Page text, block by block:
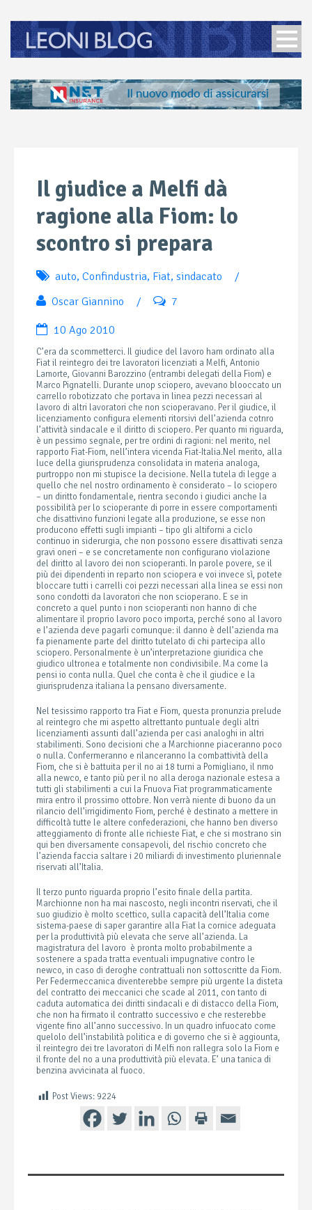
Il giudice a Melfi dà
ragione alla Fiom: lo
scontro si prepara
auto, Confindustria, Fiat, sindacato
/
Oscar Giannino
/ 7
10 Ago 2010
C’era da scommetterci. Il giudice del lavoro ham ordinato alla
Fiat il reintegro dei tre lavoratori licenziati a Melfi, Antonio
Lamorte, Giovanni Barozzino (entrambi delegati della Fiom) e
Marco Pignatelli. Durante unop sciopero, avevano blooccato un
carrello robotizzato che portava in linea pezzi necessari al
lavoro di altri lavoratori che non scioperavano. Per il giudice, il
licenziamento configura elementi ritorsivi dell’azienda cotnro
l’attività sindacale e il diritto di sciopero. Per quanto mi riguarda,
è un pessimo segnale, per tre ordini di ragioni: nel merito, nel
rapporto Fiat-Fiom, nell’intera vicenda Fiat-Italia.Nel merito, alla
luce della giurisprudenza consolidata in materia analoga,
purtroppo non mi stupisce la decisione. Nella tutela di legge a
quello che nel nostro ordinamento è considerato – lo sciopero
– un diritto fondamentale, rientra secondo i giudici anche la
possibilità per lo scioperante di porre in essere comportamenti
che disattivino funzioni legate alla produzione, se esse non
producono effetti sugli impianti – tipo gli altiforni a ciclo
continuo in siderurgia, che non possono essere disattivati senza
gravi oneri – e se concretamente non configurano violazione
del diritto al lavoro dei non scioperanti. In parole povere, se il
più dei dipendenti in reparto non sciopera e voi invece sì, potete
bloccare tutti i carrelli coi pezzi necessari alla linea se essi non
sono condotti da lavoratori che non scioperano. E se in
concreto a quel punto i non scioperanti non hanno di che
alimentare il proprio lavoro poco importa, perché sono al lavoro
e l’azienda deve pagarli comunque: il danno è dell’azienda ma
fa pienamente parte del diritto tutelato di chi partecipa allo
sciopero. Personalmente è un’interpretazione giuridica che
giudico ultronea e totalmente non condivisibile. Ma come la
pensi io conta nulla. Quel che conta è che il giudice e la
giurisprudenza italiana la pensano diversamente.
Nel tesissimo rapporto tra Fiat e Fiom, questa pronunzia prelude
al reintegro che mi aspetto altrettanto puntuale degli altri
licenziamenti assunti dall’azienda per casi analoghi in altri
stabilimenti. Sono decisioni che a Marchionne piaceranno poco
o nulla. Confermeranno e rilanceranno la combattività della
Fiom, che si è battuita per il no ai 18 turni a Pomigliano, il nmo
alla newco, e tanto più per il no alla deroga nazionale estesa a
tutti gli stabilimenti a cui la Fnuova Fiat programmaticamente
mira entro il prossimo ottobre. Non verrà niente di buono da un
rilancio dell’irrigidimento Fiom, perché è destinato a mettere in
difficoltà tutte le altere confederazioni, che hanno ben diverso
atteggiamento di fronte alle richieste Fiat, e che si mostrano sin
qui ben diversamente consapevoli, del rischio concreto che
l’azienda faccia saltare i 20 miliardi di investimento pluriennale
riservati all’Italia.
Il terzo punto riguarda proprio l’esito finale della partita.
Marchionne non ha mai nascosto, negli incontri riservati, che il
suo giudizio è molto scettico, sulla capacità dell’Italia come
sistema-paese di saper garantire alla Fiat la cornice adeguata
per la produttività più elevata che serve all’azienda. La
magistratura del lavoro è pronta molto probabilmente a
sostenere a spada tratta eventuali impugnative contro le
newco, in caso di deroghe contrattuali non sottoscritte da Fiom.
Per Federmeccanica diventerebbe sempre più urgente la disteta
del contratto dei meccanici che scade al 2011, con tanto di
caduta automatica dei diritti sindacali e di distacco della Fiom,
che non ha firmato il contratto successivo e che resterebbe
vigente fino all’anno successivo. In un quadro infuocato come
quelolo dell’instabilità politica e di governo che si è aggiounta,
il reintegro dei tre lavoratori di Melfi non rallegra solo la Fiom e
il fronte del no a una produttività più elevata. E’ una tanica di
benzina avvicinata al fuoco.
Post Views: 9224